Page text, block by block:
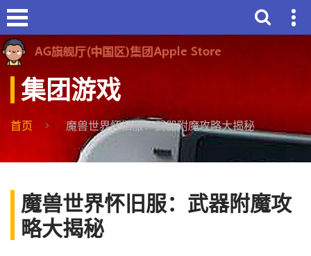
集团游戏
首页 魔兽世界怀旧服：武器附魔攻略大揭秘
魔兽世界怀旧服：武器附魔攻
略大揭秘